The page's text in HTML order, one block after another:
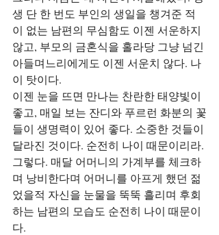
생 단 한 번도 부인의 생일을 챙겨준 적
이 없는 남편의 무심함도 이젠 서운하지
않고, 부모의 금혼식을 홀라당 그냥 넘긴
아들며느리에게도 이젠 서운치 않다. 나
이 탓이다.
이젠 눈을 뜨면 만나는 찬란한 태양빛이
좋고, 매일 보는 잔디와 푸르런 화분의 꽃
들이 생명력이 있어 좋다. 소중한 것들이
달라진 것이다. 순전히 나이 때문이리라.
그렇다. 매달 어머니의 가계부를 체크하
며 낭비한다며 어머니를 아프게 했던 젊
었을적 자신을 눈물을 뚝뚝 흘리며 후회
하는 남편의 모습도 순전히 나이 때문이
다.